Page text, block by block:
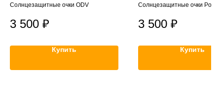
Солнцезащитные очки ODV
3 500 ₽
Купить
Солнцезащитные очки Polar
3 500 ₽
Купить